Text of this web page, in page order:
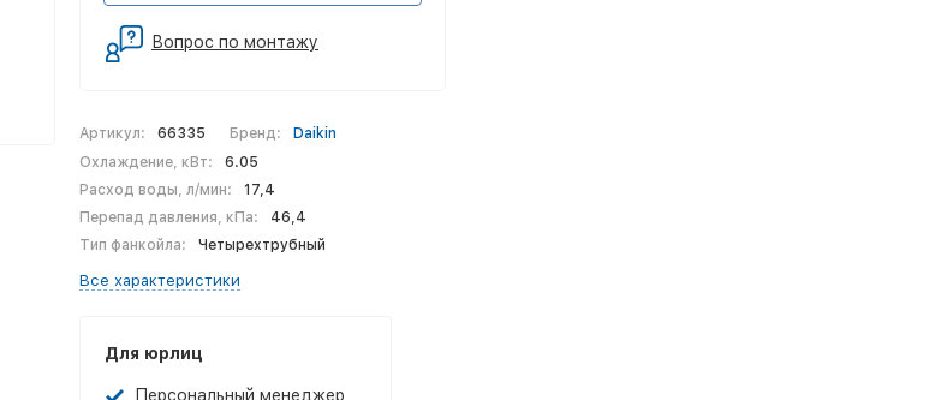
Артикул: 66335 Бренд:
Daikin
Охлаждение, кВт:
6.05
Расход воды, л/мин:
17,4
Перепад давления, кПа:
46,4
Тип фанкойла:
Четырехтрубный
Все характеристики
Для юрлиц
Персональный менеджер
Вопрос по монтажу